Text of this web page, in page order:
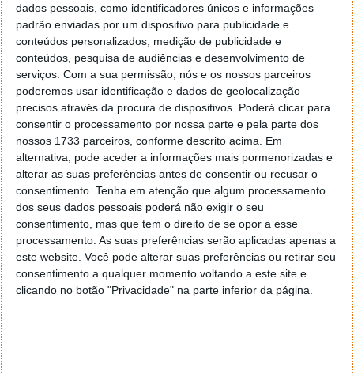
dados pessoais, como identificadores únicos e informações
padrão enviadas por um dispositivo para publicidade e
conteúdos personalizados, medição de publicidade e
conteúdos, pesquisa de audiências e desenvolvimento de
serviços. Com a sua permissão, nós e os nossos parceiros
poderemos usar identificação e dados de geolocalização
precisos através da procura de dispositivos. Poderá clicar para
consentir o processamento por nossa parte e pela parte dos
nossos 1733 parceiros, conforme descrito acima. Em
alternativa, pode aceder a informações mais pormenorizadas e
alterar as suas preferências antes de consentir ou recusar o
consentimento. Tenha em atenção que algum processamento
dos seus dados pessoais poderá não exigir o seu
consentimento, mas que tem o direito de se opor a esse
processamento. As suas preferências serão aplicadas apenas a
este website. Você pode alterar suas preferências ou retirar seu
consentimento a qualquer momento voltando a este site e
clicando no botão "Privacidade" na parte inferior da página.
posteriormente, levantada na loja. Dessa forma, a
loja servirá apenas como um espaço pick-up.
Estando o calendário a caminhar para as épocas
festivas e não estando a COVID-19 a dar sinais de
tréguas, a Apple tem vindo a repensar a interação
com os seus consumidores. Assim, tem
experimentado vários formatos de loja, de modo a
facilitar a vida daqueles que compram os seus
produtos. Para eles, abrir mais lojas “Express” foi a
solução mais adequada para entregar o mais recente
lançamento da marca,o iPhone 12.
Pese o facto que, hoje, os EUA registaram mais de 75
mil casos e a Europa superou a marca dos 200 mil,
com vários países a atingir novos recordes diários.